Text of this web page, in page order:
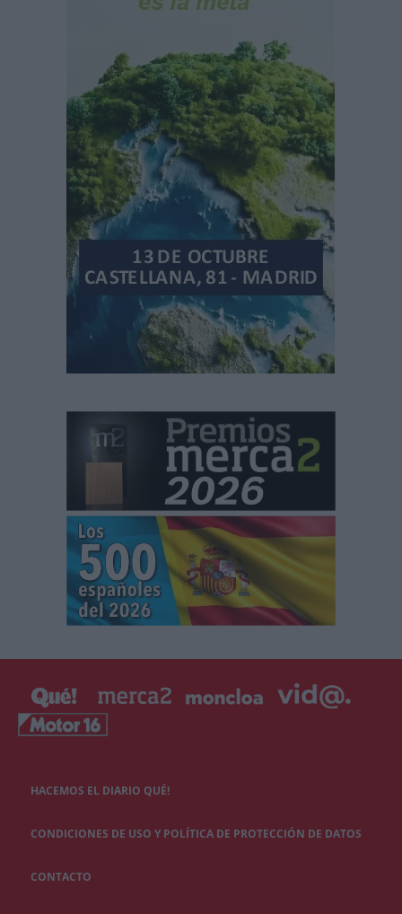
HACEMOS EL DIARIO QUÉ!
CONDICIONES DE USO Y POLÍTICA DE PROTECCIÓN DE DATOS
CONTACTO